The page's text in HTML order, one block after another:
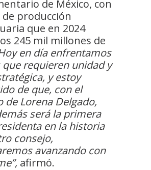
de México, con
producción
que en 2024
245 mil millones de
en día enfrentamos
que requieren unidad y
y estoy
de que, con el
de Lorena Delgado,
será la primera
en la historia
consejo,
avanzando con
afirmó.